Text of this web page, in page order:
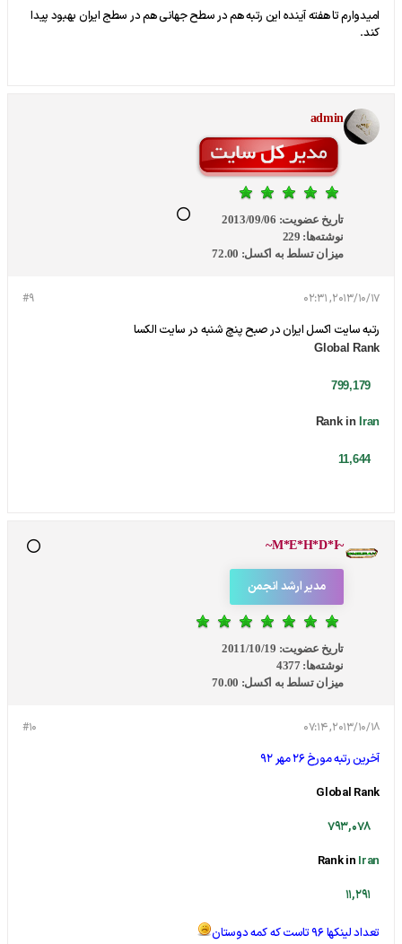
امیدوارم تا هفته آینده این رتبه هم در سطح جهانی هم در سطج ایران بهبود پیدا
کند.
admin
تاریخ عضویت: 2013/09/06
نوشته‌ها: 229
میزان تسلط به اکسل: 72.00
#9 2013/10/17, 02:31
رتبه سایت اکسل ایران در صبح پنچ شنبه در سایت الکسا
Global Rank
799,179
Rank in Iran
11,644
~M*E*H*D*I~
مدیر ارشد انجمن
تاریخ عضویت: 2011/10/19
نوشته‌ها: 4377
میزان تسلط به اکسل: 70.00
#10 2013/10/18, 07:14
آخرین رتبه مورخ 26 مهر 92
Global Rank
793,078
Rank in Iran
11,291
تعداد لینکها 96 تاست که کمه دوستان